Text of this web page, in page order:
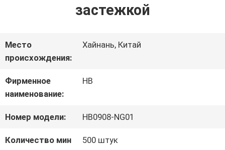
НАС
застежкой
Место
происхождения:
Хайнань, Китай
Фирменное
наименование:
HB
Номер модели: HB0908-NG01
Количество мин
500 штук